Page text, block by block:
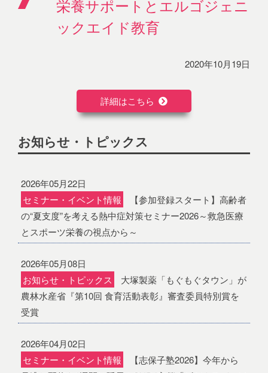
栄養サポートとエルゴジェニ
ックエイド教育
2020年10月19日
詳細はこちら
お知らせ・トピックス
2026年05月22日
セミナー・イベント情報
【参加登録スタート】高齢者
の“夏支度”を考える熱中症対策セミナー2026～救急医療
とスポーツ栄養の視点から～
2026年05月08日
お知らせ・トピックス
大塚製薬「もぐもぐタウン」が
農林水産省『第10回 食育活動表彰』審査委員特別賞を
受賞
2026年04月02日
セミナー・イベント情報
【志保子塾2026】今年から